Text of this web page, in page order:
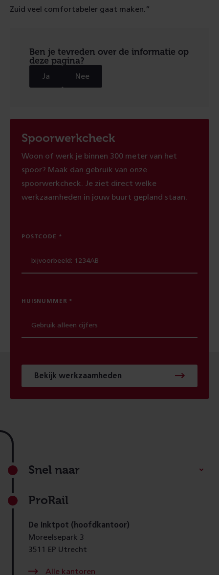
Zuid veel comfortabeler gaat maken.”
Ben je tevreden over de informatie op
deze pagina?
Ja Nee
Spoorwerkcheck
Woon of werk je binnen 300 meter van het
spoor? Maak dan gebruik van onze
spoorwerkcheck. Je ziet direct welke
werkzaamheden in jouw buurt gepland staan.
POSTCODE
HUISNUMMER
Bekijk werkzaamheden
Footer
Snel naar
ProRail
De Inktpot (hoofdkantoor)
Moreelsepark 3
3511 EP Utrecht
Alle kantoren